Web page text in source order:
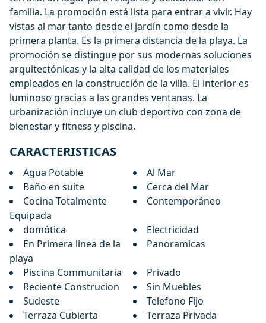
familia. La promoción está lista para entrar a vivir. Hay
vistas al mar tanto desde el jardín como desde la
primera planta. Es la primera distancia de la playa. La
promoción se distingue por sus modernas soluciones
arquitectónicas y la alta calidad de los materiales
empleados en la construcción de la villa. El interior es
luminoso gracias a las grandes ventanas. La
urbanización incluye un club deportivo con zona de
bienestar y fitness y piscina.
CARACTERISTICAS
Agua Potable
Al Mar
Baño en suite
Cerca del Mar
Cocina Totalmente
Equipada
Contemporáneo
domótica
Electricidad
En Primera linea de la
playa
Panoramicas
Piscina Communitaria
Privado
Reciente Construcion
Sin Muebles
Sudeste
Telefono Fijo
Terraza Cubierta
Terraza Privada